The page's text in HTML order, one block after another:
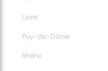
Loire
Puy-de-Dôme
Rhône